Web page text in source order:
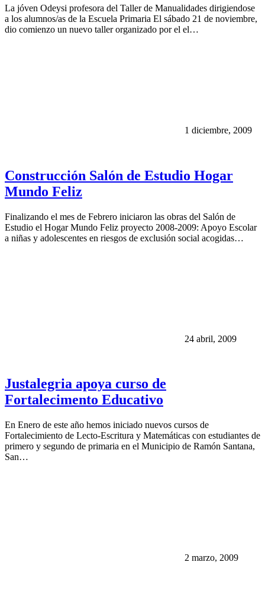
La jóven Odeysi profesora del Taller de Manualidades dirigiendose
a los alumnos/as de la Escuela Primaria El sábado 21 de noviembre,
dio comienzo un nuevo taller organizado por el el…
1 diciembre, 2009
Construcción Salón de Estudio Hogar
Mundo Feliz
Finalizando el mes de Febrero iniciaron las obras del Salón de
Estudio el Hogar Mundo Feliz proyecto 2008-2009: Apoyo Escolar
a niñas y adolescentes en riesgos de exclusión social acogidas…
24 abril, 2009
Justalegria apoya curso de
Fortalecimento Educativo
En Enero de este año hemos iniciado nuevos cursos de
Fortalecimiento de Lecto-Escritura y Matemáticas con estudiantes de
primero y segundo de primaria en el Municipio de Ramón Santana,
San…
2 marzo, 2009